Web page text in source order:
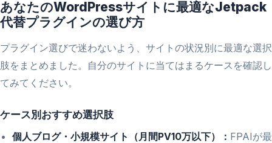
あなたのWordPressサイトに最適なJetpack
代替プラグインの選び方
プラグイン選びで迷わないよう、サイトの状況別に最適な選択
肢をまとめました。自分のサイトに当てはまるケースを確認し
てみてください。
ケース別おすすめ選択肢
個人ブログ・小規模サイト（月間PV10万以下）： FPAIが最